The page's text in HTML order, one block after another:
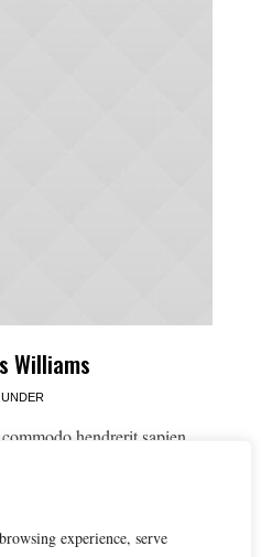
experience, serve
Williams
hendrerit sapien.
molestie velit. Maecenas